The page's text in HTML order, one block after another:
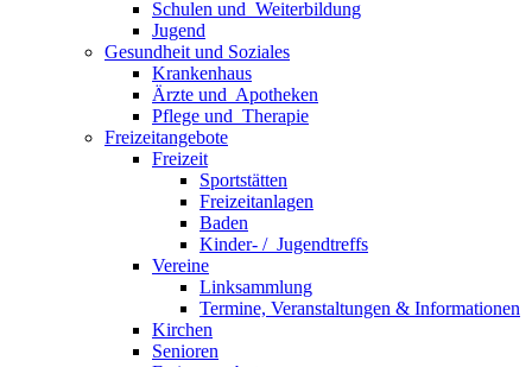
Schulen und ­ Weiterbildung
Jugend
Gesundheit und Soziales
Krankenhaus
Ärzte und ­ Apotheken
Pflege und ­ Therapie
Freizeit­angebote
Freizeit
Sportstätten
Freizeitanlagen
Baden
Kinder- / ­ Jugendtreffs
Vereine
Linksammlung
Termine, Veranstaltungen & Informationen
Kirchen
Senioren